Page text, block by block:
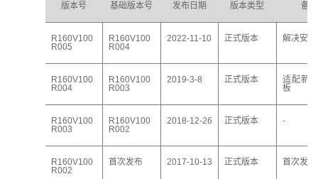
版本号 基础版本号 发布日期 版本类型 备注
R160V100
R005
R160V100
R004
2022-11-10 正式版本 解决安
R160V100
R004
R160V100
R003
2019-3-8 正式版本
适配新
板
R160V100
R003
R160V100
R002
2018-12-26 正式版本 -
R160V100
R002
首次发布 2017-10-13 正式版本 首次发布